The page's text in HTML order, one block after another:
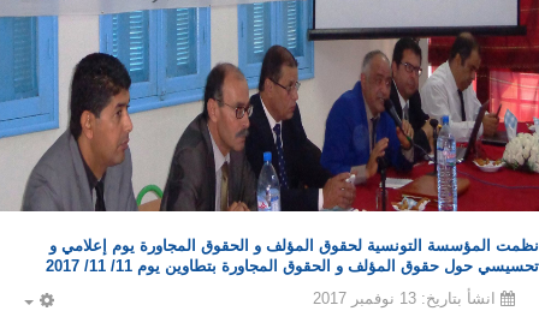
نظمت المؤسسة التونسية لحقوق المؤلف و الحقوق المجاورة يوم إعلامي و
تحسيسي حول حقوق المؤلف و الحقوق المجاورة بتطاوين يوم 11/ 11/ 2017
انشأ بتاريخ: 13 نوفمبر 2017